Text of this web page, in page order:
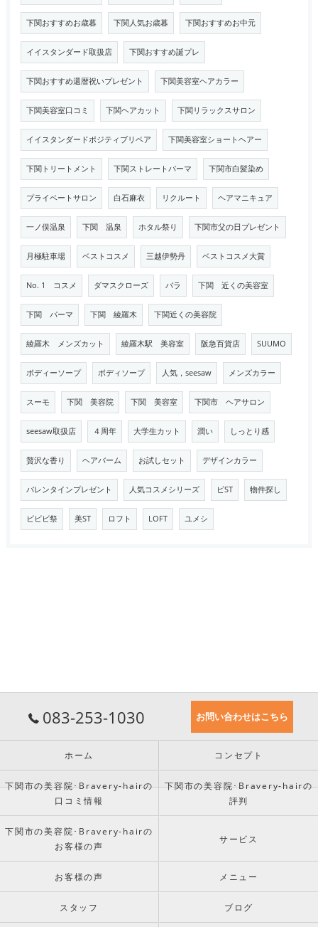
下関おすすめお歳暮 下関人気お歳暮 下関おすすめお中元
イイスタンダード取扱店 下関おすすめ誕プレ
下関おすすめ還暦祝いプレゼント 下関美容室ヘアカラー
下関美容室口コミ 下関ヘアカット 下関リラックスサロン
イイスタンダードポジティブリペア 下関美容室ショートヘアー
下関トリートメント 下関ストレートパーマ 下関市白髪染め
プライベートサロン 白石麻衣 リクルート ヘアマニキュア
一ノ俣温泉 下関 温泉 ホタル祭り 下関市父の日プレゼント
月極駐車場 ベストコスメ 三越伊勢丹 ベストコスメ大賞
No. 1 コスメ ダマスクローズ バラ 下関 近くの美容室
下関 パーマ 下関 綾羅木 下関近くの美容院
綾羅木 メンズカット 綾羅木駅 美容室 阪急百貨店 SUUMO
ボディーソープ ボディソープ 人気，seesaw メンズカラー
スーモ 下関 美容院 下関 美容室 下関市 ヘアサロン
seesaw取扱店 ４周年 大学生カット 潤い しっとり感
贅沢な香り ヘアバーム お試しセット デザインカラー
バレンタインプレゼント 人気コスメシリーズ ビST 物件探し
ビビビ祭 美ST ロフト LOFT ユメシ
083-253-1030 お問い合わせはこちら
ホーム コンセプト
下関市の美容院･Bravery-hairの
口コミ情報
下関市の美容院･Bravery-hairの
評判
下関市の美容院･Bravery-hairの
お客様の声
サービス
お客様の声 メニュー
スタッフ ブログ